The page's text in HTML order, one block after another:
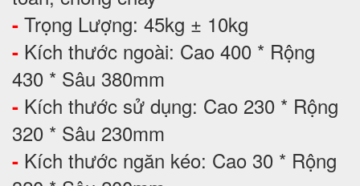
- Trọng Lượng: 45kg ± 10kg
- Kích thước ngoài: Cao 400 * Rộng
430 * Sâu 380mm
- Kích thước sử dụng: Cao 230 * Rộng
320 * Sâu 230mm
- Kích thước ngăn kéo: Cao 30 * Rộng